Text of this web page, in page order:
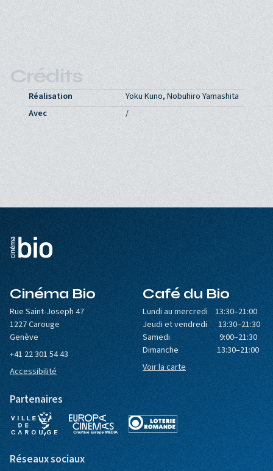
Crédits
Réalisation
Yoku Kuno, Nobuhiro Yamashita
Avec
/
Cinéma Bio
Rue Saint-Joseph 47
1227 Carouge
Genève
+41 22 301 54 43
Accessibilité
Café du Bio
Lundi au mercredi 13:30–21:00
Jeudi et vendredi 13:30–21:30
Samedi 9:00–21:30
Dimanche 13:30–21:00
Voir la carte
Partenaires
Réseaux sociaux